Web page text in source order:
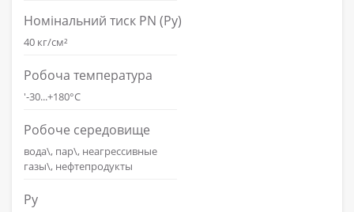
Номінальний тиск PN (Ру)
40 кг/см²
Робоча температура
'-30...+180°С
Робоче середовище
вода\, пар\, неагрессивные
газы\, нефтепродукты
Ру